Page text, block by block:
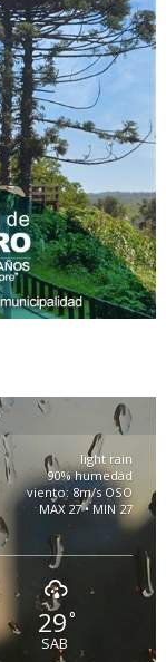
light rain
90% humedad
viento: 8m/s OSO
MAX 27 • MIN 27
29°
SAB